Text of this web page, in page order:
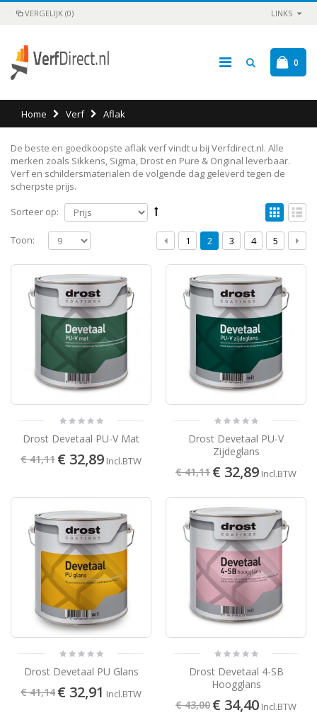
VERGELIJK (0) LINKS
0
Home Verf Aflak
De beste en goedkoopste aflak verf vindt u bij Verfdirect.nl. Alle
merken zoals Sikkens, Sigma, Drost en Pure & Original leverbaar.
Verf en schildersmaterialen de volgende dag geleverd tegen de
scherpste prijs.
Sorteer op:
1 2 3 4 5
Toon:
Drost Devetaal PU-V Mat
€ 41,11 € 32,89 Incl.BTW
Drost Devetaal PU-V
Zijdeglans
€ 41,11 € 32,89 Incl.BTW
Drost Devetaal PU Glans
€ 41,14 € 32,91 Incl.BTW
Drost Devetaal 4-SB
Hoogglans
€ 43,00 € 34,40 Incl.BTW